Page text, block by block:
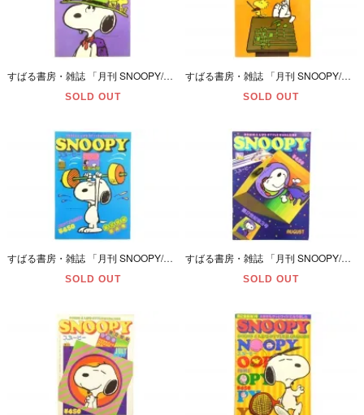
すばる書房・雑誌 「月刊 SNOOPY/スヌーピー・ワイド版/B4サイズ・NOVEMBER/11月号・通巻第106号」 昭和53年(1978年)・ダメージ有
SOLD OUT
すばる書房・雑誌 「月刊 SNOOPY/スヌーピー・ワイド版/B4サイズ・OCTOBER/10月号・通巻第105号」 昭和53年(1978年)・ダメージ有
SOLD OUT
すばる書房・雑誌 「月刊 SNOOPY/スヌーピー・ワイド版/B4サイズ・SEPTEMBER/9月号・通巻第104号」 昭和53年(1978年)・ダメージ有
SOLD OUT
すばる書房・雑誌 「月刊 SNOOPY/スヌーピー・ワイド版/B4サイズ・AUGUST/8月号・通巻第103号」 昭和53年(1978年)・ダメージ有
SOLD OUT